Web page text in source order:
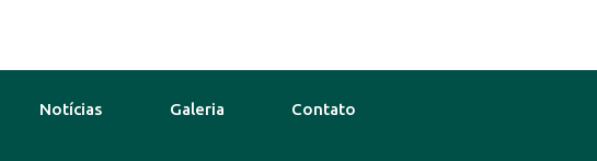
Notícias Galeria Contato